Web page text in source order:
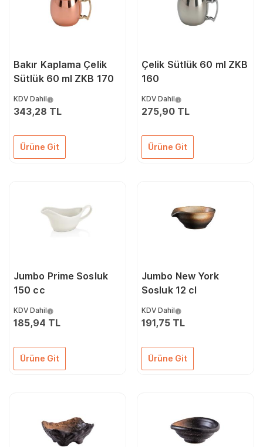
Bakır Kaplama Çelik
Sütlük 60 ml ZKB 170
KDV Dahil
343,28 TL
Ürüne Git
Çelik Sütlük 60 ml ZKB
160
KDV Dahil
275,90 TL
Ürüne Git
Jumbo Prime Sosluk
150 cc
KDV Dahil
185,94 TL
Ürüne Git
Jumbo New York
Sosluk 12 cl
KDV Dahil
191,75 TL
Ürüne Git